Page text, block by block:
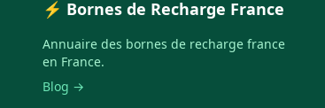
⚡ Bornes de Recharge France
Annuaire des bornes de recharge france
en France.
Blog →